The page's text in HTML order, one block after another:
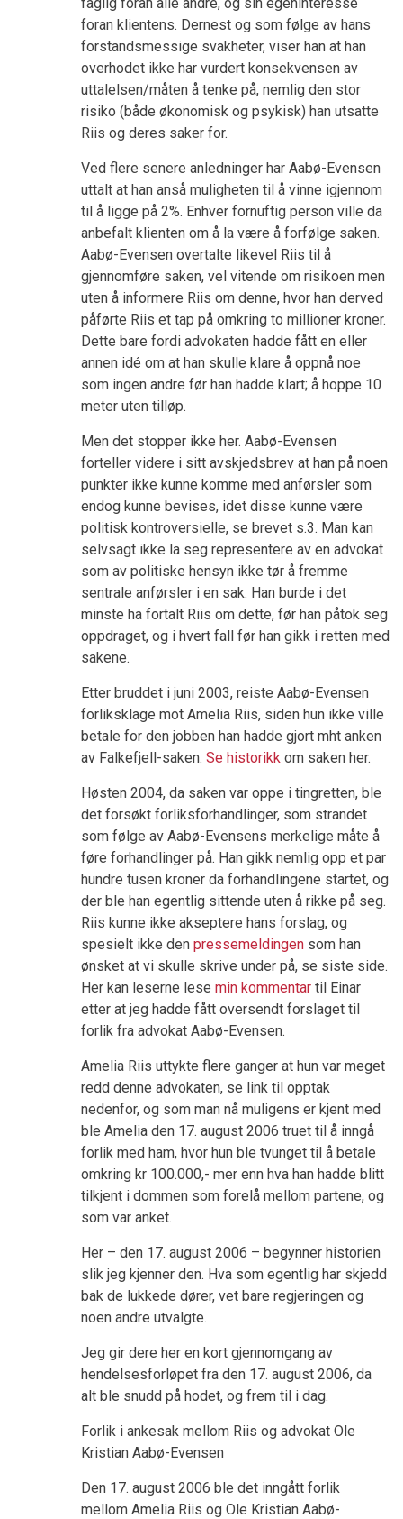
foran klientens. Dernest og som følge av hans
forstandsmessige svakheter, viser han at han
overhodet ikke har vurdert konsekvensen av
uttalelsen/måten å tenke på, nemlig den stor
risiko (både økonomisk og psykisk) han utsatte
Riis og deres saker for.
Ved flere senere anledninger har Aabø-Evensen
uttalt at han anså muligheten til å vinne igjennom
til å ligge på 2%. Enhver fornuftig person ville da
anbefalt klienten om å la være å forfølge saken.
Aabø-Evensen overtalte likevel Riis til å
gjennomføre saken, vel vitende om risikoen men
uten å informere Riis om denne, hvor han derved
påførte Riis et tap på omkring to millioner kroner.
Dette bare fordi advokaten hadde fått en eller
annen idé om at han skulle klare å oppnå noe
som ingen andre før han hadde klart; å hoppe 10
meter uten tilløp.
Men det stopper ikke her. Aabø-Evensen
forteller videre i sitt avskjedsbrev at han på noen
punkter ikke kunne komme med anførsler som
endog kunne bevises, idet disse kunne være
politisk kontroversielle, se brevet s.3. Man kan
selvsagt ikke la seg representere av en advokat
som av politiske hensyn ikke tør å fremme
sentrale anførsler i en sak. Han burde i det
minste ha fortalt Riis om dette, før han påtok seg
oppdraget, og i hvert fall før han gikk i retten med
sakene.
Etter bruddet i juni 2003, reiste Aabø-Evensen
forliksklage mot Amelia Riis, siden hun ikke ville
betale for den jobben han hadde gjort mht anken
av Falkefjell-saken. Se historikk om saken her.
Høsten 2004, da saken var oppe i tingretten, ble
det forsøkt forliksforhandlinger, som strandet
som følge av Aabø-Evensens merkelige måte å
føre forhandlinger på. Han gikk nemlig opp et par
hundre tusen kroner da forhandlingene startet, og
der ble han egentlig sittende uten å rikke på seg.
Riis kunne ikke akseptere hans forslag, og
spesielt ikke den pressemeldingen som han
ønsket at vi skulle skrive under på, se siste side.
Her kan leserne lese min kommentar til Einar
etter at jeg hadde fått oversendt forslaget til
forlik fra advokat Aabø-Evensen.
Amelia Riis uttykte flere ganger at hun var meget
redd denne advokaten, se link til opptak
nedenfor, og som man nå muligens er kjent med
ble Amelia den 17. august 2006 truet til å inngå
forlik med ham, hvor hun ble tvunget til å betale
omkring kr 100.000,- mer enn hva han hadde blitt
tilkjent i dommen som forelå mellom partene, og
som var anket.
Her – den 17. august 2006 – begynner historien
slik jeg kjenner den. Hva som egentlig har skjedd
bak de lukkede dører, vet bare regjeringen og
noen andre utvalgte.
Jeg gir dere her en kort gjennomgang av
hendelsesforløpet fra den 17. august 2006, da
alt ble snudd på hodet, og frem til i dag.
Forlik i ankesak mellom Riis og advokat Ole
Kristian Aabø-Evensen
Den 17. august 2006 ble det inngått forlik
mellom Amelia Riis og Ole Kristian Aabø-